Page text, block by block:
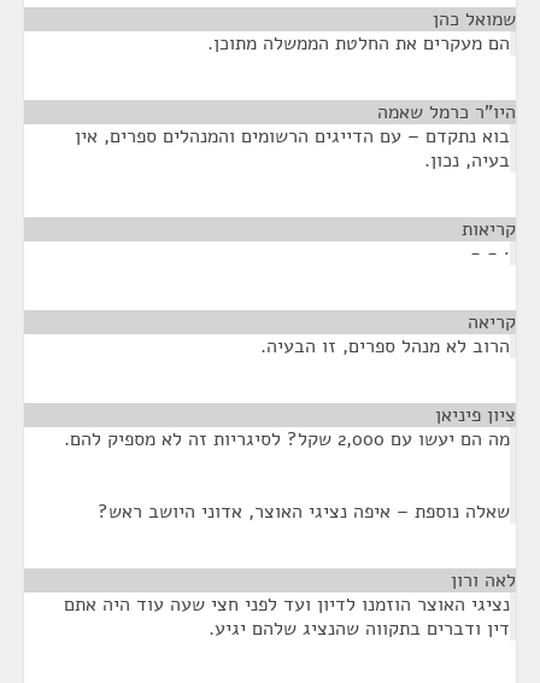
שמואל כהן
הם מעקרים את החלטת הממשלה מתוכן.
היו"ר כרמל שאמה
בוא נתקדם – עם הדייגים הרשומים והמנהלים ספרים, אין
בעיה, נכון.
קריאות
· - -
קריאה
הרוב לא מנהל ספרים, זו הבעיה.
ציון פיניאן
מה הם יעשו עם 2,000 שקל? לסיגריות זה לא מספיק להם.
שאלה נוספת – איפה נציגי האוצר, אדוני היושב ראש?
לאה ורון
נציגי האוצר הוזמנו לדיון ועד לפני חצי שעה עוד היה אתם
דין ודברים בתקווה שהנציג שלהם יגיע.